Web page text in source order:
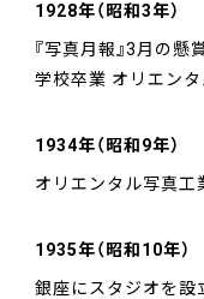
1928年（昭和3年）
『写真月報』3月の
学校卒業 オリエン
1934年（昭和9年）
オリエンタル写真工
1935年（昭和10年）
銀座にスタジオを設